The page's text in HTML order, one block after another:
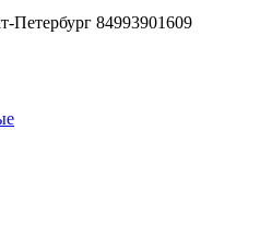
Петербург 84993901609